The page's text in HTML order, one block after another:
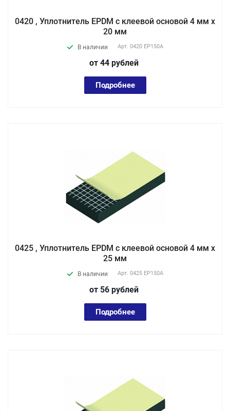
0420 , Уплотнитель EPDM с клеевой основой 4 мм х
20 мм
В наличии Арт. 0420 EP150А
от 44 рублей
Подробнее
0425 , Уплотнитель EPDM с клеевой основой 4 мм х
25 мм
В наличии Арт. 0425 EP150А
от 56 рублей
Подробнее